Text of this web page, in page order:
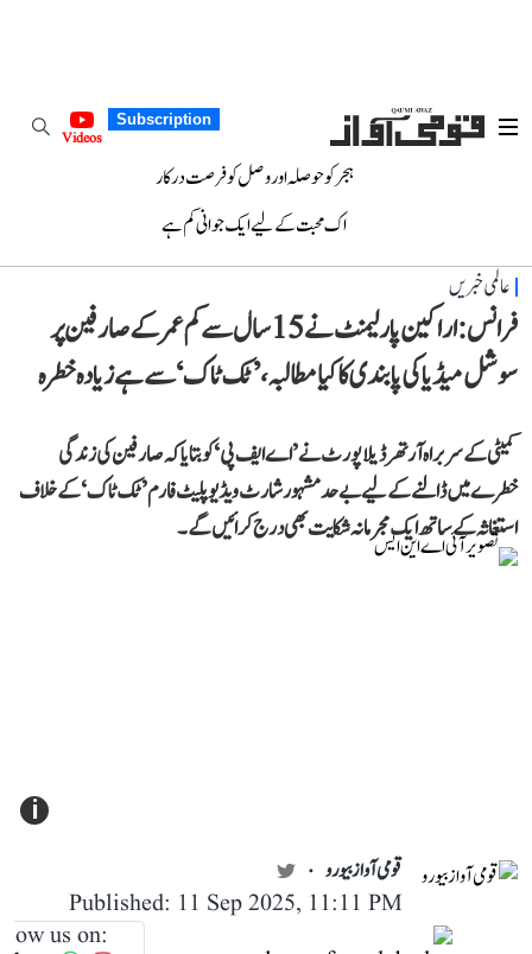
Subscription
Videos
ہجر کو حوصلہ اور وصل کو فرصت درکار
اک محبت کے لیے ایک جوانی کم ہے
عالمی خبریں
فرانس: اراکین پارلیمنٹ نے 15 سال سے کم عمر کے صارفین پر
سوشل میڈیا کی پابندی کا کیا مطالبہ، ’ٹک ٹاک‘ سے ہے زیادہ خطرہ
کمیٹی کے سربراہ آرتھر ڈیلاپورٹ نے ’اے ایف پی‘ کو بتایا کہ صارفین کی زندگی
خطرے میں ڈالنے کے لیے بے حد مشہور شارٹ ویڈیو پلیٹ فارم ’ٹک ٹاک‘ کے خلاف
استغاثہ کے ساتھ ایک مجرمانہ شکایت بھی درج کرائیں گے۔
i
قومی آواز بیورو
Published: 11 Sep 2025, 11:11 PM
us on: